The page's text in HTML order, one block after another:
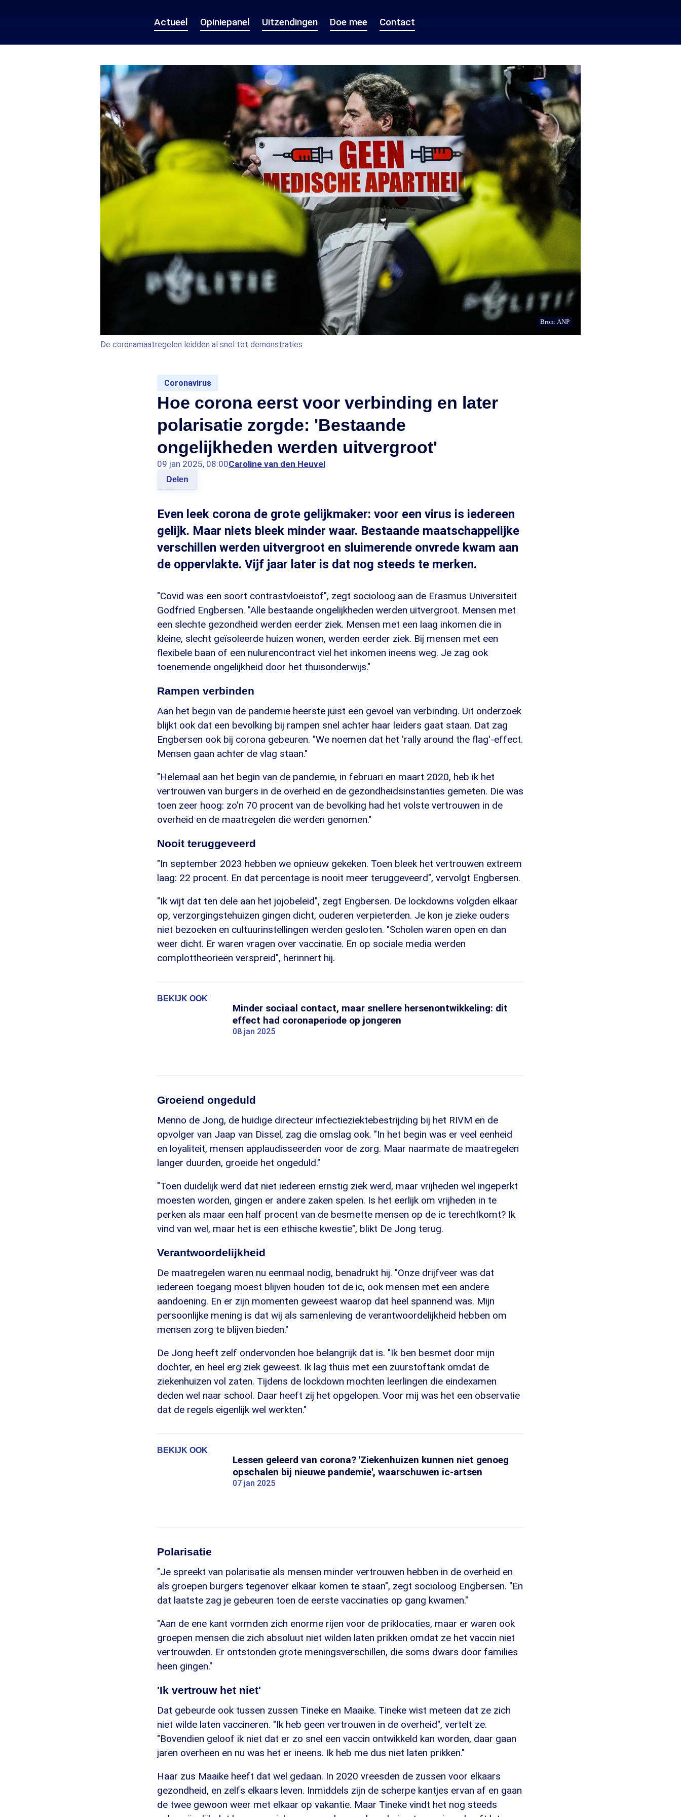
Actueel Opiniepanel Uitzendingen Doe mee Contact
Bron: ANP
De coronamaatregelen leidden al snel tot demonstraties
Coronavirus
Hoe corona eerst voor verbinding en later
polarisatie zorgde: 'Bestaande
ongelijkheden werden uitvergroot'
09 jan 2025, 08:00Caroline van den Heuvel
Delen
Even leek corona de grote gelijkmaker: voor een virus is iedereen
gelijk. Maar niets bleek minder waar. Bestaande maatschappelijke
verschillen werden uitvergroot en sluimerende onvrede kwam aan
de oppervlakte. Vijf jaar later is dat nog steeds te merken.
"Covid was een soort contrastvloeistof", zegt socioloog aan de Erasmus Universiteit
Godfried Engbersen. "Alle bestaande ongelijkheden werden uitvergroot. Mensen met
een slechte gezondheid werden eerder ziek. Mensen met een laag inkomen die in
kleine, slecht geïsoleerde huizen wonen, werden eerder ziek. Bij mensen met een
flexibele baan of een nulurencontract viel het inkomen ineens weg. Je zag ook
toenemende ongelijkheid door het thuisonderwijs."
Rampen verbinden
Aan het begin van de pandemie heerste juist een gevoel van verbinding. Uit onderzoek
blijkt ook dat een bevolking bij rampen snel achter haar leiders gaat staan. Dat zag
Engbersen ook bij corona gebeuren. "We noemen dat het 'rally around the flag'-effect.
Mensen gaan achter de vlag staan."
"Helemaal aan het begin van de pandemie, in februari en maart 2020, heb ik het
vertrouwen van burgers in de overheid en de gezondheidsinstanties gemeten. Die was
toen zeer hoog: zo'n 70 procent van de bevolking had het volste vertrouwen in de
overheid en de maatregelen die werden genomen."
Nooit teruggeveerd
"In september 2023 hebben we opnieuw gekeken. Toen bleek het vertrouwen extreem
laag: 22 procent. En dat percentage is nooit meer teruggeveerd", vervolgt Engbersen.
"Ik wijt dat ten dele aan het jojobeleid", zegt Engbersen. De lockdowns volgden elkaar
op, verzorgingstehuizen gingen dicht, ouderen verpieterden. Je kon je zieke ouders
niet bezoeken en cultuurinstellingen werden gesloten. "Scholen waren open en dan
weer dicht. Er waren vragen over vaccinatie. En op sociale media werden
complottheorieën verspreid", herinnert hij.
BEKIJK OOK
Minder sociaal contact, maar snellere hersenontwikkeling: dit
effect had coronaperiode op jongeren
08 jan 2025
Groeiend ongeduld
Menno de Jong, de huidige directeur infectieziektebestrijding bij het RIVM en de
opvolger van Jaap van Dissel, zag die omslag ook. "In het begin was er veel eenheid
en loyaliteit, mensen applaudisseerden voor de zorg. Maar naarmate de maatregelen
langer duurden, groeide het ongeduld."
"Toen duidelijk werd dat niet iedereen ernstig ziek werd, maar vrijheden wel ingeperkt
moesten worden, gingen er andere zaken spelen. Is het eerlijk om vrijheden in te
perken als maar een half procent van de besmette mensen op de ic terechtkomt? Ik
vind van wel, maar het is een ethische kwestie", blikt De Jong terug.
Verantwoordelijkheid
De maatregelen waren nu eenmaal nodig, benadrukt hij. "Onze drijfveer was dat
iedereen toegang moest blijven houden tot de ic, ook mensen met een andere
aandoening. En er zijn momenten geweest waarop dat heel spannend was. Mijn
persoonlijke mening is dat wij als samenleving de verantwoordelijkheid hebben om
mensen zorg te blijven bieden."
De Jong heeft zelf ondervonden hoe belangrijk dat is. "Ik ben besmet door mijn
dochter, en heel erg ziek geweest. Ik lag thuis met een zuurstoftank omdat de
ziekenhuizen vol zaten. Tijdens de lockdown mochten leerlingen die eindexamen
deden wel naar school. Daar heeft zij het opgelopen. Voor mij was het een observatie
dat de regels eigenlijk wel werkten."
BEKIJK OOK
Lessen geleerd van corona? 'Ziekenhuizen kunnen niet genoeg
opschalen bij nieuwe pandemie', waarschuwen ic-artsen
07 jan 2025
Polarisatie
"Je spreekt van polarisatie als mensen minder vertrouwen hebben in de overheid en
als groepen burgers tegenover elkaar komen te staan", zegt socioloog Engbersen. "En
dat laatste zag je gebeuren toen de eerste vaccinaties op gang kwamen."
"Aan de ene kant vormden zich enorme rijen voor de priklocaties, maar er waren ook
groepen mensen die zich absoluut niet wilden laten prikken omdat ze het vaccin niet
vertrouwden. Er ontstonden grote meningsverschillen, die soms dwars door families
heen gingen."
'Ik vertrouw het niet'
Dat gebeurde ook tussen zussen Tineke en Maaike. Tineke wist meteen dat ze zich
niet wilde laten vaccineren. "Ik heb geen vertrouwen in de overheid", vertelt ze.
"Bovendien geloof ik niet dat er zo snel een vaccin ontwikkeld kan worden, daar gaan
jaren overheen en nu was het er ineens. Ik heb me dus niet laten prikken."
Haar zus Maaike heeft dat wel gedaan. In 2020 vreesden de zussen voor elkaars
gezondheid, en zelfs elkaars leven. Inmiddels zijn de scherpe kantjes ervan af en gaan
de twee gewoon weer met elkaar op vakantie. Maar Tineke vindt het nog steeds